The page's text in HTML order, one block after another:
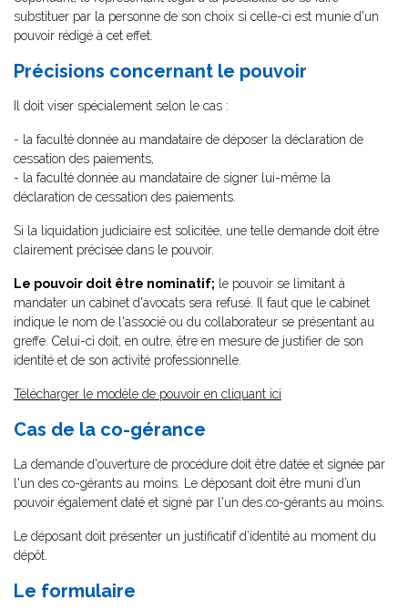
substituer par la personne de son choix si celle-ci est munie d'un
pouvoir rédigé à cet effet.
Précisions concernant le pouvoir
Il doit viser spécialement selon le cas :
- la faculté donnée au mandataire de déposer la déclaration de
cessation des paiements,
- la faculté donnée au mandataire de signer lui-même la
déclaration de cessation des paiements.
Si la liquidation judiciaire est solicitée, une telle demande doit être
clairement précisée dans le pouvoir.
Le pouvoir doit être nominatif; le pouvoir se limitant à
mandater un cabinet d'avocats sera refusé. Il faut que le cabinet
indique le nom de l'associé ou du collaborateur se présentant au
greffe. Celui-ci doit, en outre, être en mesure de justifier de son
identité et de son activité professionnelle.
Télécharger le modèle de pouvoir en cliquant ici
Cas de la co-gérance
La demande d'ouverture de procédure doit être datée et signée par
l'un des co-gérants au moins. Le déposant doit être muni d’un
pouvoir également daté et signé par l'un des co-gérants au moins.
Le déposant doit présenter un justificatif d’identité au moment du
dépôt.
Le formulaire